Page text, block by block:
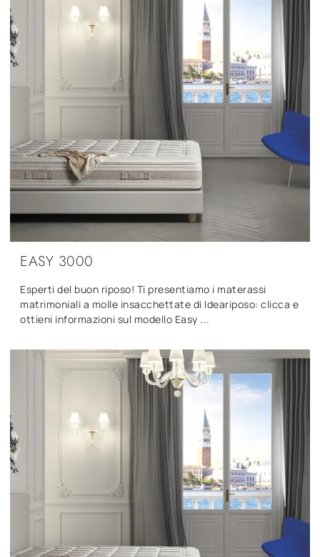
EASY 3000
Esperti del buon riposo! Ti presentiamo i materassi
matrimoniali a molle insacchettate di Ideariposo: clicca e
ottieni informazioni sul modello Easy ...